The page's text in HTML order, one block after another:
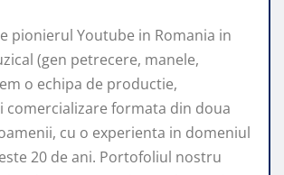
pionierul Youtube in Romania in
(gen petrecere, manele,
o echipa de productie,
comercializare formata din doua
cu o experienta in domeniul
20 de ani. Portofoliul nostru